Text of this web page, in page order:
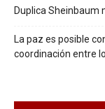
Duplica Sheinbaum
La paz es posible
coordinación entre